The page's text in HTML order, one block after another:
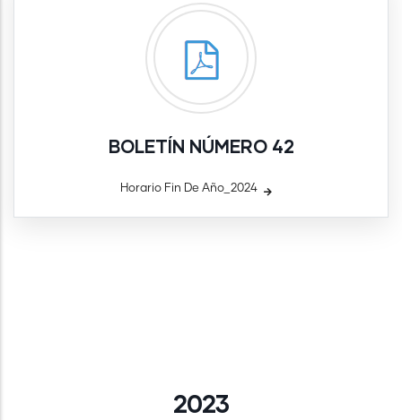
BOLETÍN NÚMERO 42
Horario Fin De Año_2024
2023